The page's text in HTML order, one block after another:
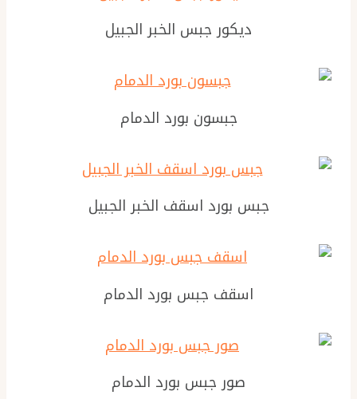
ديكور جبس الخبر الجبيل
جبسون بورد الدمام
جبس بورد اسقف الخبر الجبيل
اسقف جبس بورد الدمام
صور جبس بورد الدمام